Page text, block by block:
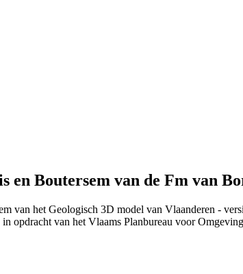
en Boutersem van de Fm van
van het Geologisch 3D model van Vlaanderen -
opdracht van het Vlaams Planbureau voor Omgeving